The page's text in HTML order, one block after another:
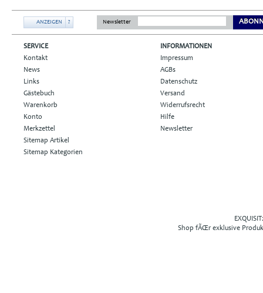
ANZEIGEN ? Newsletter
SERVICE
Kontakt
News
Links
Gästebuch
Warenkorb
Konto
Merkzettel
Sitemap Artikel
Sitemap Kategorien
INFORMATIONEN
Impressum
AGBs
Datenschutz
Versand
Widerrufsrecht
Hilfe
Newsletter
Shop fÃŒr exklusive